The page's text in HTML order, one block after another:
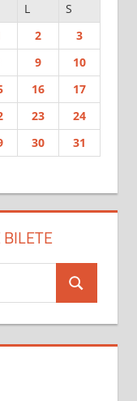
L
S
2
3
9
10
16
17
23
24
30
31
Search